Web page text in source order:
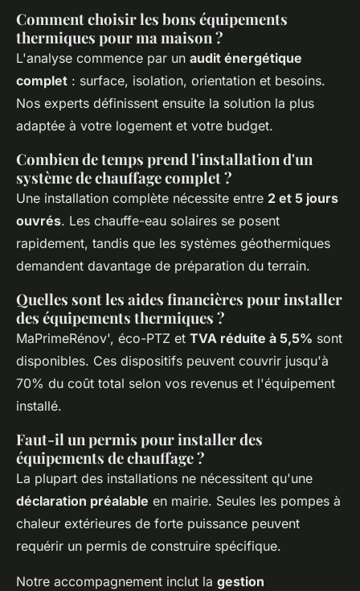
Comment choisir les bons équipements
thermiques pour ma maison ?
L'analyse commence par un audit énergétique
complet : surface, isolation, orientation et besoins.
Nos experts définissent ensuite la solution la plus
adaptée à votre logement et votre budget.
Combien de temps prend l'installation d'un
système de chauffage complet ?
Une installation complète nécessite entre 2 et 5 jours
ouvrés. Les chauffe-eau solaires se posent
rapidement, tandis que les systèmes géothermiques
demandent davantage de préparation du terrain.
Quelles sont les aides financières pour installer
des équipements thermiques ?
MaPrimeRénov', éco-PTZ et TVA réduite à 5,5% sont
disponibles. Ces dispositifs peuvent couvrir jusqu'à
70% du coût total selon vos revenus et l'équipement
installé.
Faut-il un permis pour installer des
équipements de chauffage ?
La plupart des installations ne nécessitent qu'une
déclaration préalable en mairie. Seules les pompes à
chaleur extérieures de forte puissance peuvent
requérir un permis de construire spécifique.
Notre accompagnement inclut la gestion